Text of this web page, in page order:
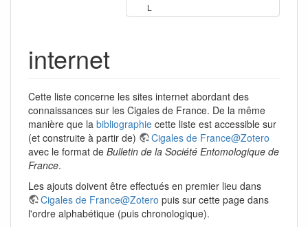
L
internet
Cette liste concerne les sites internet abordant des
connaissances sur les Cigales de France. De la même
manière que la bibliographie cette liste est accessible sur
(et construite à partir de)
Cigales de France@Zotero
avec le format de Bulletin de la Société Entomologique de
France.
Les ajouts doivent être effectués en premier lieu dans
Cigales de France@Zotero puis sur cette page dans
l'ordre alphabétique (puis chronologique).